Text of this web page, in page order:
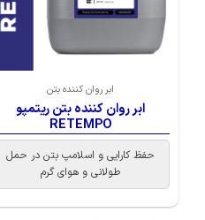
ابر روان کننده بتن
ابر روان کننده بتن ریتمپو
RETEMPO
حفظ کارایی و اسلامپ بتن در حمل
طولانی و هوای گرم